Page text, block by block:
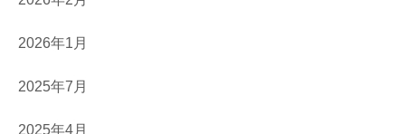
2026年1月
2025年7月
2025年4月